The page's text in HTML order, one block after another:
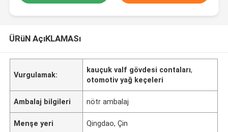
ÜRüN AçıKLAMASı
Vurgulamak:
kauçuk valf gövdesi contaları,
otomotiv yağ keçeleri
Ambalaj bilgileri nötr ambalaj
Menşe yeri Qingdao, Çin